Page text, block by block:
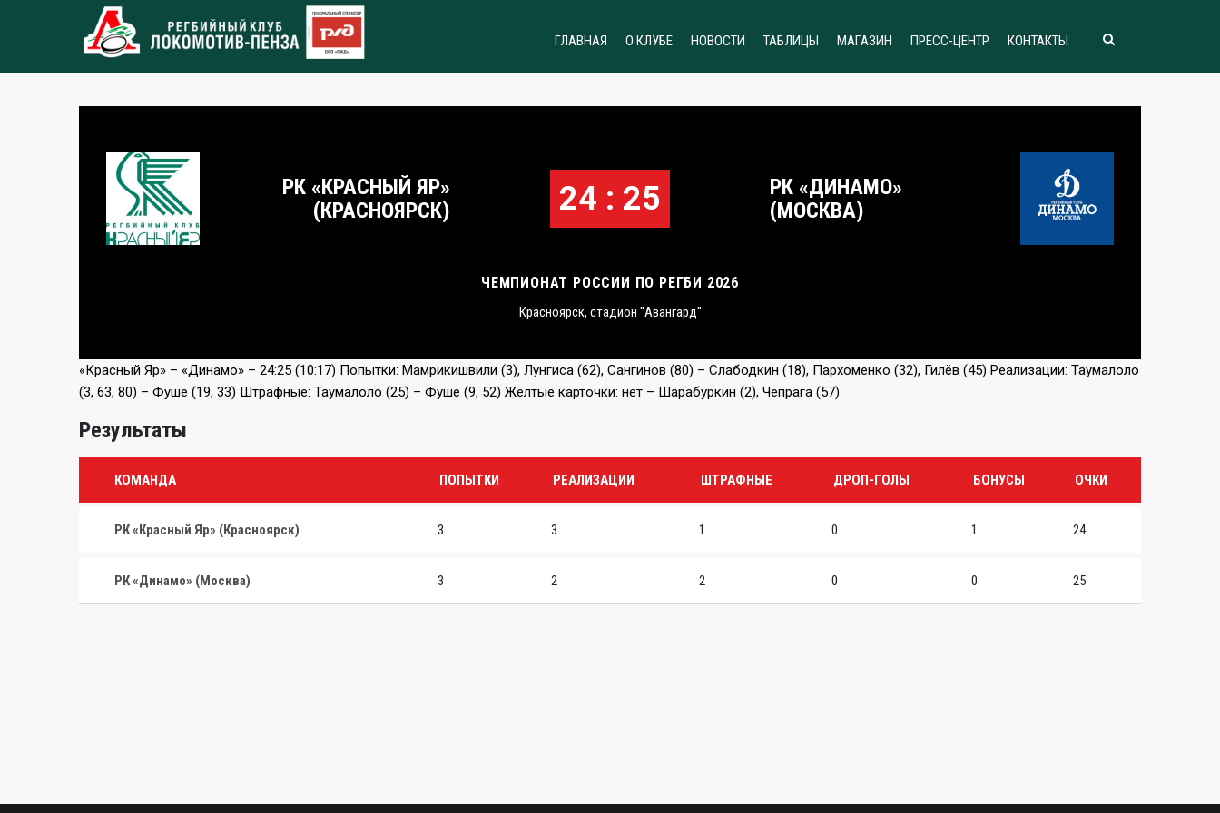
ГЛАВНАЯ О КЛУБЕ НОВОСТИ ТАБЛИЦЫ МАГАЗИН ПРЕСС-ЦЕНТР КОНТАКТЫ
РК «КРАСНЫЙ ЯР»
(КРАСНОЯРСК)
24 : 25
РК «ДИНАМО»
(МОСКВА)
ЧЕМПИОНАТ РОССИИ ПО РЕГБИ 2026
Красноярск, стадион "Авангард"
«Красный Яр» – «Динамо» – 24:25 (10:17) Попытки: Мамрикишвили (3), Лунгиса (62), Сангинов (80) – Слабодкин (18), Пархоменко (32), Гилёв (45) Реализации: Таумалоло
(3, 63, 80) – Фуше (19, 33) Штрафные: Таумалоло (25) – Фуше (9, 52) Жёлтые карточки: нет – Шарабуркин (2), Чепрага (57)
Результаты
КОМАНДА ПОПЫТКИ РЕАЛИЗАЦИИ ШТРАФНЫЕ ДРОП-ГОЛЫ БОНУСЫ ОЧКИ
РК «Красный Яр» (Красноярск) 3 3 1 0 1 24
РК «Динамо» (Москва) 3 2 2 0 0 25